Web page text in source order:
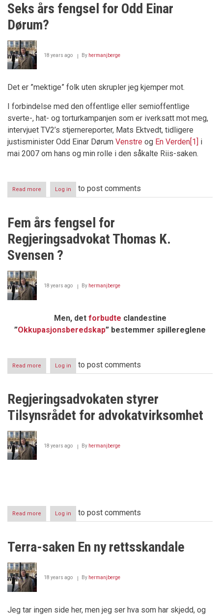
Seks års fengsel for Odd Einar
Dørum?
18 years ago By hermanjberge
Det er ”mektige” folk uten skrupler jeg kjemper mot.
I forbindelse med den offentlige eller semioffentlige
sverte-, hat- og torturkampanjen som er iverksatt mot meg,
intervjuet TV2’s stjernereporter, Mats Ektvedt, tidligere
justisminister Odd Einar Dørum Venstre og En Verden [1]
i
mai 2007 om hans og min rolle i den såkalte Riis-saken.
Read more
Seks
for
Einar
Dørum?
Log in to post comments
Fem års fengsel for
Regjeringsadvokat Thomas K.
Svensen ?
18 years ago By hermanjberge
Men, det forbudte clandestine
”Okkupasjonsberedskap” bestemmer spillereglene
Read more about
Fem
for
Regjeringsadvokat
Thomas
Log in to post comments
Regjeringsadvokaten styrer
Tilsynsrådet for advokatvirksomhet
18 years ago By hermanjberge
Read more
Regjeringsadvokaten
for
Log in to post comments
Terra-saken En ny rettsskandale
18 years ago By hermanjberge
Jeg tar ingen side her, men jeg ser hva som har skjedd, og